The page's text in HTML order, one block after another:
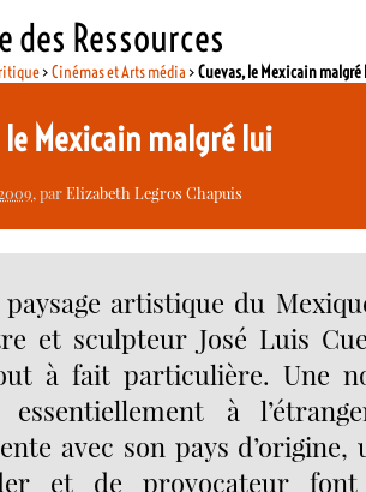
des Ressources
>Cinémas et Arts média >Cuevas, le Mexicain
le Mexicain malgré lui
, parElizabeth Legros Chapuis
paysage artistique du
et sculpteur José Luis
à fait particulière. Une
essentiellement à
avec son pays
et de provocateur